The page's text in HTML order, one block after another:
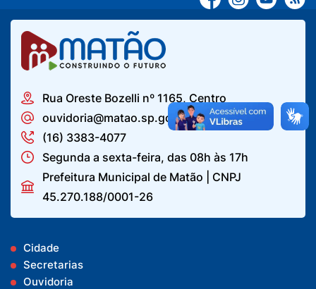
Rua Oreste Bozelli nº 1165, Centro
ouvidoria@matao.sp.gov.br
(16) 3383-4077
Segunda a sexta-feira, das 08h às 17h
Prefeitura Municipal de Matão | CNPJ
45.270.188/0001-26
Cidade
Secretarias
Ouvidoria